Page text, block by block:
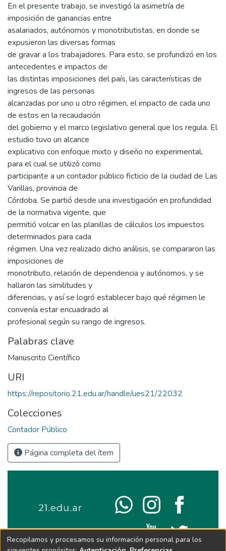
En el presente trabajo, se investigó la asimetría de
imposición de ganancias entre
asalariados, autónomos y monotributistas, en donde se
expusieron las diversas formas
de gravar a los trabajadores. Para esto, se profundizó en los
antecedentes e impactos de
las distintas imposiciones del país, las características de
ingresos de las personas
alcanzadas por uno u otro régimen, el impacto de cada uno
de estos en la recaudación
del gobierno y el marco legislativo general que los regula. El
estudio tuvo un alcance
explicativo con enfoque mixto y diseño no experimental,
para el cual se utilizó como
participante a un contador público ficticio de la ciudad de Las
Varillas, provincia de
Córdoba. Se partió desde una investigación en profundidad
de la normativa vigente, que
permitió volcar en las planillas de cálculos los impuestos
determinados para cada
régimen. Una vez realizado dicho análisis, se compararon las
imposiciones de
monotributo, relación de dependencia y autónomos, y se
hallaron las similitudes y
diferencias, y así se logró establecer bajo qué régimen le
convenía estar encuadrado al
profesional según su rango de ingresos.
Palabras clave
Manuscrito Científico
URI
https://repositorio.21.edu.ar/handle/ues21/22032
Colecciones
Contador Público
Página completa del ítem
Recopilamos y procesamos su información personal para los